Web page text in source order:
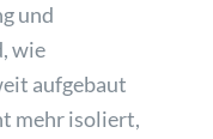
und
wie
aufgebaut
mehr isoliert,